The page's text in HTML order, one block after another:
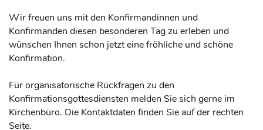
Wir freuen uns mit den Konfirmandinnen und
Konfirmanden diesen besonderen Tag zu erleben und
wünschen Ihnen schon jetzt eine fröhliche und schöne
Konfirmation.
Für organisatorische Rückfragen zu den
Konfirmationsgottesdiensten melden Sie sich gerne im
Kirchenbüro. Die Kontaktdaten finden Sie auf der rechten
Seite.